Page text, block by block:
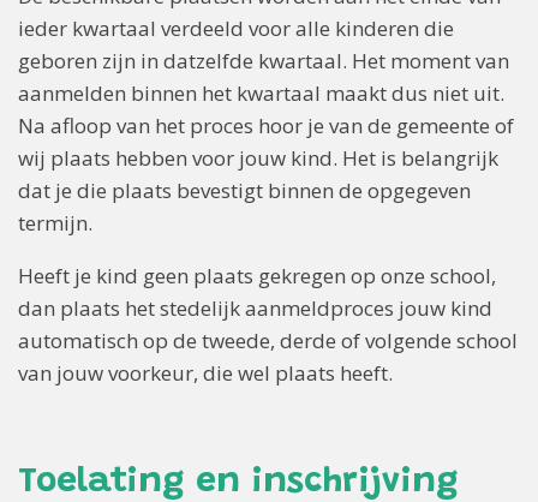
ieder kwartaal verdeeld voor alle kinderen die
geboren zijn in datzelfde kwartaal. Het moment van
aanmelden binnen het kwartaal maakt dus niet uit.
Na afloop van het proces hoor je van de gemeente of
wij plaats hebben voor jouw kind. Het is belangrijk
dat je die plaats bevestigt binnen de opgegeven
termijn.
Heeft je kind geen plaats gekregen op onze school,
dan plaats het stedelijk aanmeldproces jouw kind
automatisch op de tweede, derde of volgende school
van jouw voorkeur, die wel plaats heeft.
Toelating en inschrijving